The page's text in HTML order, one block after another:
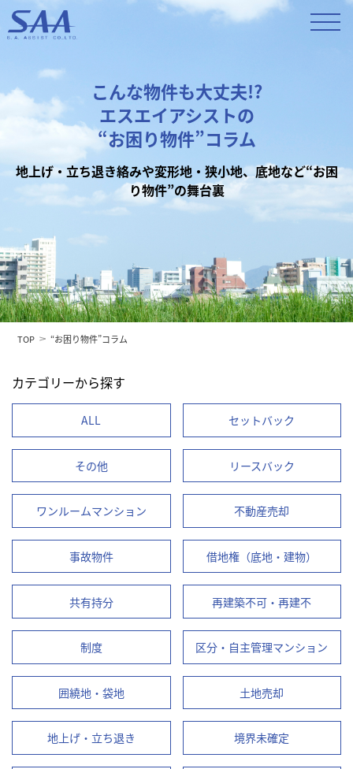
こんな物件も大丈夫!?
エスエイアシストの
“お困り物件”コラム
地上げ・立ち退き絡みや変形地・狭小地、底地など“お困
り物件”の舞台裏
TOP “お困り物件”コラム
カテゴリーから探す
ALL セットバック
その他 リースバック
ワンルームマンション 不動産売却
事故物件 借地権（底地・建物）
共有持分 再建築不可・再建不
制度 区分・自主管理マンション
囲繞地・袋地 土地売却
地上げ・立ち退き 境界未確定